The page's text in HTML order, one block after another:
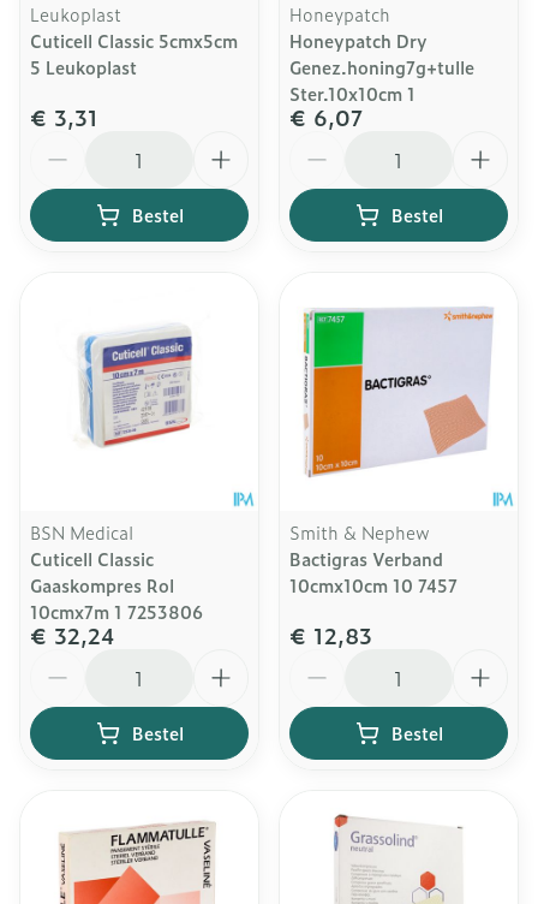
Leukoplast
Cuticell Classic 5cmx5cm
5 Leukoplast
€ 3,31
Bestel
Honeypatch
Honeypatch Dry
Genez.honing7g+tulle
Ster.10x10cm 1
€ 6,07
Bestel
BSN Medical
Cuticell Classic
Gaaskompres Rol
10cmx7m 1 7253806
€ 32,24
Bestel
Smith & Nephew
Bactigras Verband
10cmx10cm 10 7457
€ 12,83
Bestel